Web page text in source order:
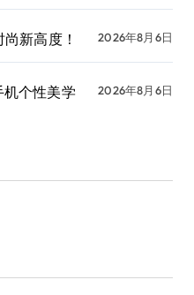
新高度！ 2026年8月6日
个性美学 2026年8月6日